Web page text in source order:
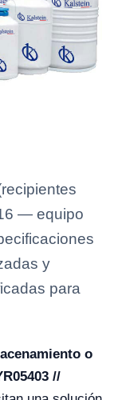
— equipo
y
para
o
//